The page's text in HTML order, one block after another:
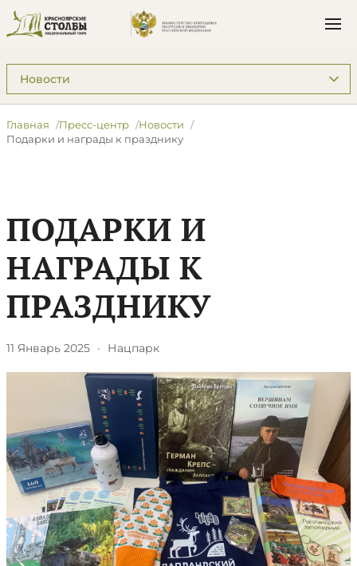
Подразделы: Пресс-центр
Главная Пресс-центр
Новости
​Подарки и награды к празднику
​ПОДАРКИ И
НАГРАДЫ К
ПРАЗДНИКУ
11 Январь 2025 · Нацпарк